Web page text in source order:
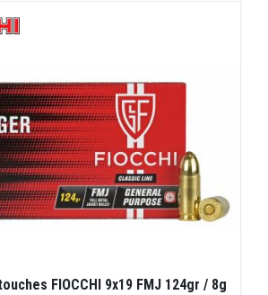
FIOCCHI 9x19 FMJ 124gr / 8g